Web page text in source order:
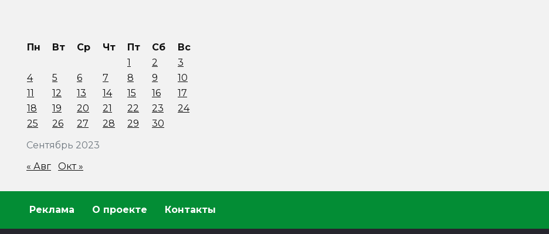
Сентябрь 2023
Пн Вт Ср Чт Пт Сб
Вс
1
2
3
4
5 6 7 8 9
10
11
12 13 14 15 16
17
18
19 20 21 22 23
24
25
26 27 28 29 30
« Авг Окт »
Реклама О проекте Контакты